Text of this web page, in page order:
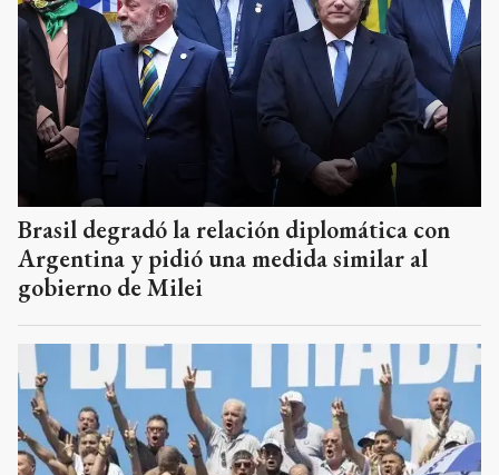
Brasil degradó la relación diplomática con
Argentina y pidió una medida similar al
gobierno de Milei